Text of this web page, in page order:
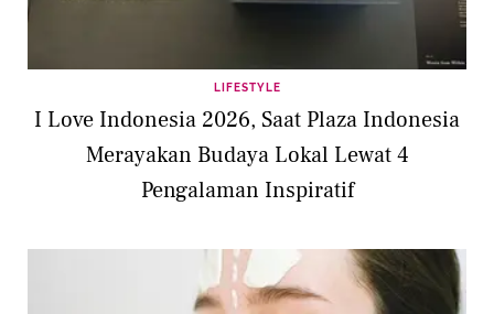
LIFESTYLE
I Love Indonesia 2026, Saat Plaza Indonesia
Merayakan Budaya Lokal Lewat 4
Pengalaman Inspiratif